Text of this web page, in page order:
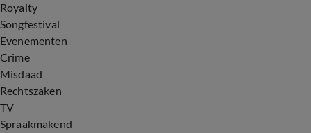
Royalty
Songfestival
Evenementen
Crime
Misdaad
Rechtszaken
TV
Spraakmakend